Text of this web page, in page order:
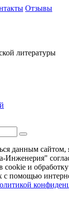
Отзывы
литературы
данным
Инженерия"
cookie и
с помощью